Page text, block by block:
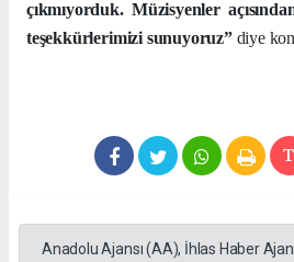
çıkmıyorduk. Müzisyenler
teşekkürlerimizi sunuyoruz” diye
Anadolu Ajansı (AA), İhlas Haber